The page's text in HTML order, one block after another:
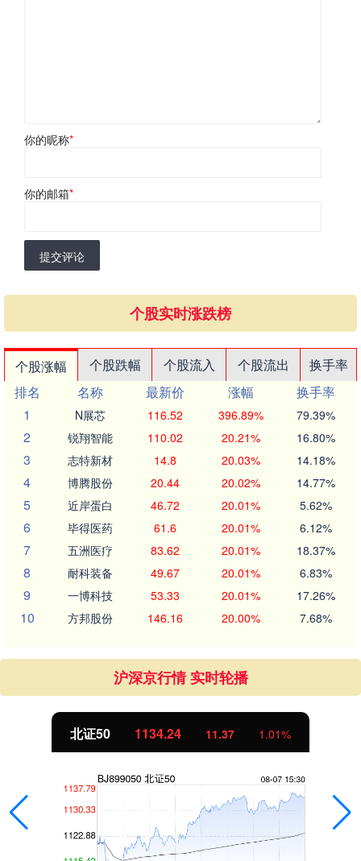
你的昵称*
你的邮箱*
提交评论
个股实时涨跌榜
个股涨幅 个股跌幅 个股流入 个股流出
换手率
排名
名称 最新价 涨幅
换手率
1
N展芯 116.52 396.89% 79.39%
2 锐翔智能 110.02 20.21% 16.80%
3 志特新材 14.8 20.03% 14.18%
4 博腾股份 20.44 20.02% 14.77%
5 近岸蛋白 46.72 20.01% 5.62%
6 毕得医药 61.6 20.01% 6.12%
7 五洲医疗 83.62 20.01% 18.37%
8 耐科装备 49.67 20.01% 6.83%
9 一博科技 53.33 20.01% 17.26%
10 方邦股份 146.16 20.00% 7.68%
沪深京行情 实时轮播
北证50 1134.24 11.37 1.01%